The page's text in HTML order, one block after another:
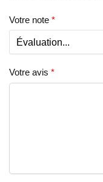
Votre note *
Votre avis *